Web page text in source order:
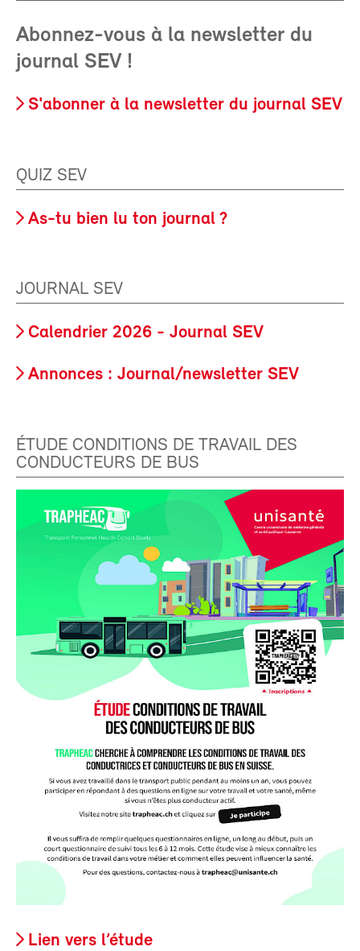
Abonnez-vous à la newsletter du
journal SEV !
S'abonner à la newsletter du journal SEV
QUIZ SEV
As-tu bien lu ton journal ?
JOURNAL SEV
Calendrier 2026 - Journal SEV
Annonces : Journal/newsletter SEV
ÉTUDE CONDITIONS DE TRAVAIL DES
CONDUCTEURS DE BUS
Lien vers l’étude